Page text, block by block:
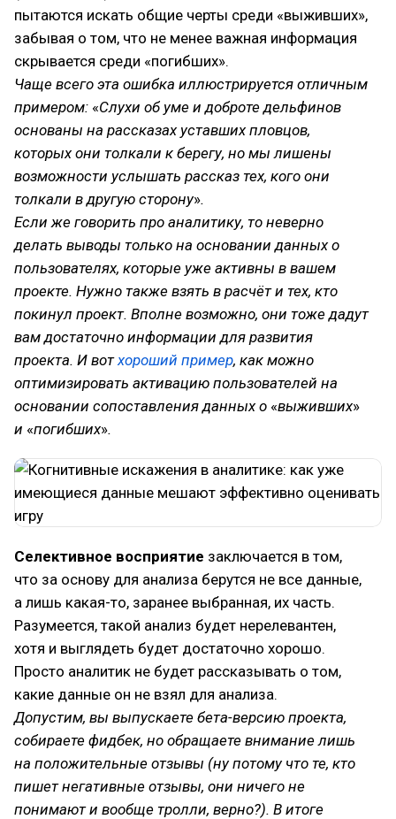
пытаются искать общие черты среди «выживших»,
забывая о том, что не менее важная информация
скрывается среди «погибших».
Чаще всего эта ошибка иллюстрируется отличным
примером: «Слухи об уме и доброте дельфинов
основаны на рассказах уставших пловцов,
которых они толкали к берегу, но мы лишены
возможности услышать рассказ тех, кого они
толкали в другую сторону».
Если же говорить про аналитику, то неверно
делать выводы только на основании данных о
пользователях, которые уже активны в вашем
проекте. Нужно также взять в расчёт и тех, кто
покинул проект. Вполне возможно, они тоже дадут
вам достаточно информации для развития
проекта. И вотхороший пример, как можно
оптимизировать активацию пользователей на
основании сопоставления данных о «выживших»
и «погибших».
Селективное восприятие заключается в том,
что за основу для анализа берутся не все данные,
а лишь какая-то, заранее выбранная, их часть.
Разумеется, такой анализ будет нерелевантен,
хотя и выглядеть будет достаточно хорошо.
Просто аналитик не будет рассказывать о том,
какие данные он не взял для анализа.
Допустим, вы выпускаете бета-версию проекта,
собираете фидбек, но обращаете внимание лишь
на положительные отзывы (ну потому что те, кто
пишет негативные отзывы, они ничего не
понимают и вообще тролли, верно?). В итоге